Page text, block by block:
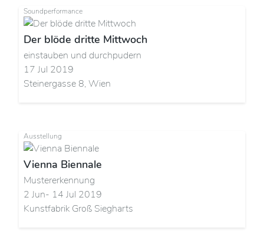
Soundperformance
Der blöde dritte Mittwoch
einstauben und durchpudern
17 Jul 2019
Steinergasse 8, Wien
Ausstellung
Vienna Biennale
Mustererkennung
2 Jun- 14 Jul 2019
Kunstfabrik Groß Siegharts